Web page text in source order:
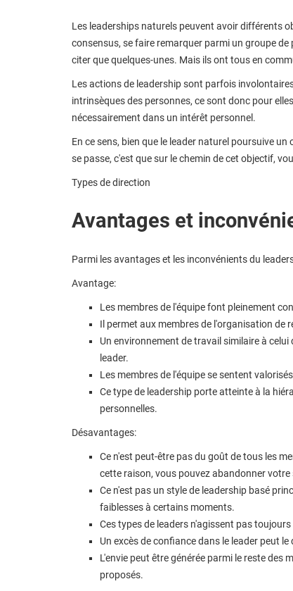
Les leaderships naturels peuvent avoir différents
consensus, se faire remarquer parmi un groupe de
citer que quelques-unes. Mais ils ont tous en
Les actions de leadership sont parfois
intrinsèques des personnes, ce sont donc pour
nécessairement dans un intérêt personnel.
En ce sens, bien que le leader naturel poursuive
se passe, c'est que sur le chemin de cet objectif,
Types de direction
Avantages et
Parmi les avantages et les inconvénients du
Avantage:
Les membres de l'équipe font pleinement
Il permet aux membres de l'organisation de
Un environnement de travail similaire à
leader.
Les membres de l'équipe se sentent
Ce type de leadership porte atteinte à la
personnelles.
Désavantages:
Ce n'est peut-être pas du goût de tous les
cette raison, vous pouvez abandonner
Ce n'est pas un style de leadership basé
faiblesses à certains moments.
Ces types de leaders n'agissent pas
Un excès de confiance dans le leader peut
L'envie peut être générée parmi le reste
proposés.